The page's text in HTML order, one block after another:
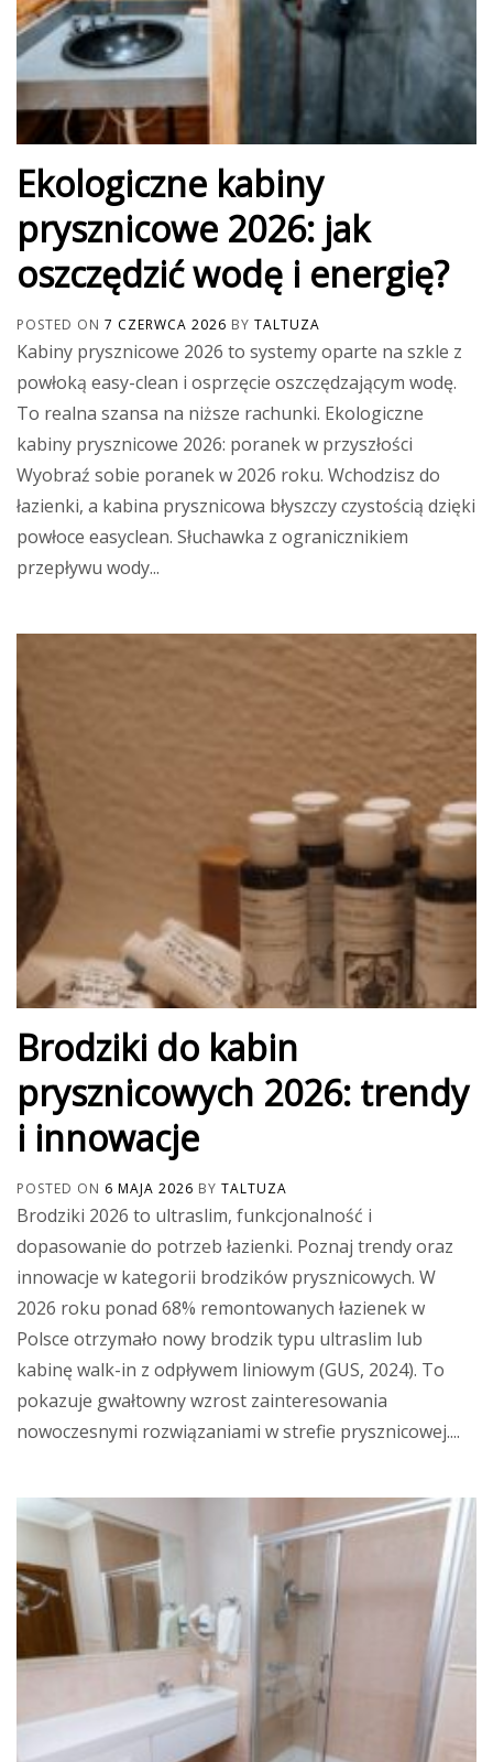
Ekologiczne kabiny
prysznicowe 2026: jak
oszczędzić wodę i energię?
POSTED ON 7 CZERWCA 2026 BY TALTUZA
Kabiny prysznicowe 2026 to systemy oparte na szkle z
powłoką easy-clean i osprzęcie oszczędzającym wodę.
To realna szansa na niższe rachunki. Ekologiczne
kabiny prysznicowe 2026: poranek w przyszłości
Wyobraź sobie poranek w 2026 roku. Wchodzisz do
łazienki, a kabina prysznicowa błyszczy czystością dzięki
powłoce easyclean. Słuchawka z ogranicznikiem
przepływu wody...
Brodziki do kabin
prysznicowych 2026: trendy
i innowacje
POSTED ON 6 MAJA 2026 BY TALTUZA
Brodziki 2026 to ultraslim, funkcjonalność i
dopasowanie do potrzeb łazienki. Poznaj trendy oraz
innowacje w kategorii brodzików prysznicowych. W
2026 roku ponad 68% remontowanych łazienek w
Polsce otrzymało nowy brodzik typu ultraslim lub
kabinę walk-in z odpływem liniowym (GUS, 2024). To
pokazuje gwałtowny wzrost zainteresowania
nowoczesnymi rozwiązaniami w strefie prysznicowej....